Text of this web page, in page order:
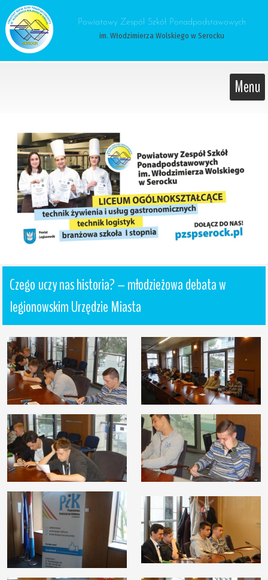
Powiatowy Zespół Szkół Ponadpodstawowych
im. Włodzimierza Wolskiego w Serocku
Menu
Czego uczy nas historia? – młodzieżowa debata w
legionowskim Urzędzie Miasta